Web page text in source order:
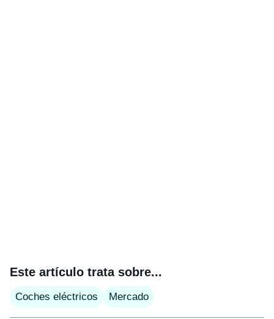
Este artículo trata sobre...
Coches eléctricos Mercado